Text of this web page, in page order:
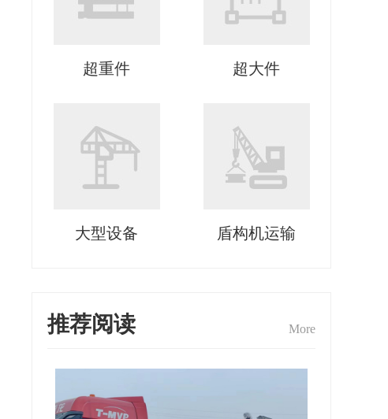
超重件 超大件
大型设备 盾构机运输
推荐阅读 More